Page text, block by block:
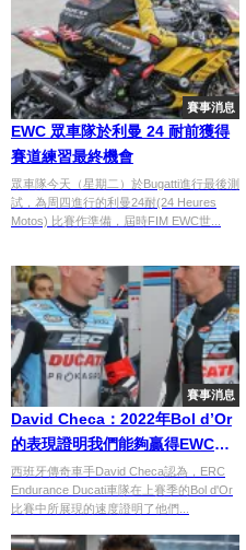
賽事消息
EWC 眾車隊於利曼 24 耐前獲得
賽道練習最終機會
眾車隊今天（星期二）於Bugatti進行最後測
試，為周四進行的利曼24耐(24 Heures
Motos) 比賽作準備，屆時FIM EWC世...
賽事消息
David Checa：2022年Bol d’Or
的表現證明我們能夠贏得EWC冠
軍
西班牙傳奇車手David Checa認為，ERC
Endurance Ducati車隊在上賽季的Bol d'Or
比賽中所展現的速度證明了他們...